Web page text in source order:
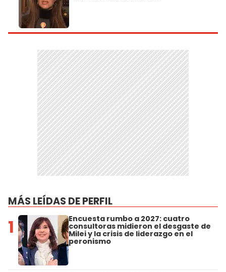
MÁS LEÍDAS DE PERFIL
1 Encuesta rumbo a 2027: cuatro
consultoras midieron el desgaste de
Milei y la crisis de liderazgo en el
peronismo